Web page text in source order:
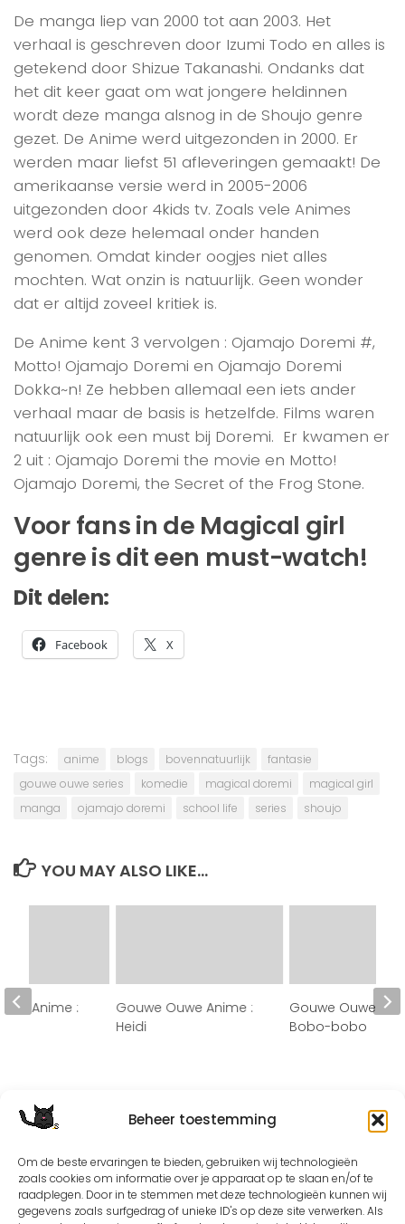
Beheer toestemming
Om de beste ervaringen te bieden, gebruiken wij technologieën
zoals cookies om informatie over je apparaat op te slaan en/of te
raadplegen. Door in te stemmen met deze technologieën kunnen wij
gegevens zoals surfgedrag of unieke ID's op deze site verwerken. Als
De manga liep van 2000 tot aan 2003. Het
verhaal is geschreven door Izumi Todo en alles is
getekend door Shizue Takanashi. Ondanks dat
het dit keer gaat om wat jongere heldinnen
wordt deze manga alsnog in de Shoujo genre
gezet. De Anime werd uitgezonden in 2000. Er
werden maar liefst 51 afleveringen gemaakt! De
amerikaanse versie werd in 2005-2006
uitgezonden door 4kids tv. Zoals vele Animes
werd ook deze helemaal onder handen
genomen. Omdat kinder oogjes niet alles
mochten. Wat onzin is natuurlijk. Geen wonder
dat er altijd zoveel kritiek is.
De Anime kent 3 vervolgen : Ojamajo Doremi #,
Motto! Ojamajo Doremi en Ojamajo Doremi
Dokka~n! Ze hebben allemaal een iets ander
verhaal maar de basis is hetzelfde. Films waren
natuurlijk ook een must bij Doremi. Er kwamen er
2 uit : Ojamajo Doremi the movie en Motto!
Ojamajo Doremi, the Secret of the Frog Stone.
Voor fans in de Magical girl
genre is dit een must-watch!
Dit delen:
Facebook X
Tags: anime blogs bovennatuurlijk
fantasie
gouwe ouwe series
komedie magical doremi
magical girl
manga
ojamajo doremi school life series shoujo
YOU MAY ALSO LIKE...
Gouwe Ouwe Anime :
Heidi
Gouwe Ouwe
Bobo-bobo
Anime :